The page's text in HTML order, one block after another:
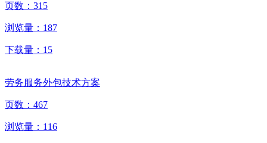
页数： 315
浏览量： 187
下载量： 15
劳务服务外包技术方案
页数： 467
浏览量： 116